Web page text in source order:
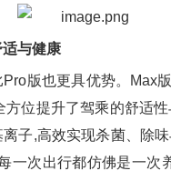
与健康
版也更具优势。Max版
位提升了驾乘的舒适
子,高效实现杀菌、除
一次出行都仿佛是一次